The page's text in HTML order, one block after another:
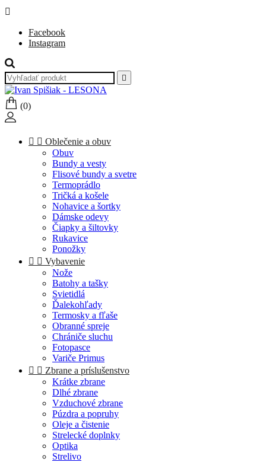

Facebook
Instagram

(0)
  Oblečenie a obuv
Obuv
Bundy a vesty
Flisové bundy a svetre
Termoprádlo
Tričká a košele
Nohavice a šortky
Dámske odevy
Čiapky a šiltovky
Rukavice
Ponožky
  Vybavenie
Nože
Batohy a tašky
Svietidlá
Ďalekohľady
Termosky a fľaše
Obranné spreje
Chrániče sluchu
Fotopasce
Variče Primus
  Zbrane a príslušenstvo
Krátke zbrane
Dlhé zbrane
Vzduchové zbrane
Púzdra a popruhy
Oleje a čistenie
Strelecké doplnky
Optika
Strelivo